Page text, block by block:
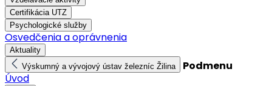
Certifikácia UTZ
Psychologické služby
Osvedčenia a oprávnenia
Aktuality
Výskumný a vývojový ústav železníc Žilina
Podmenu
Úvod